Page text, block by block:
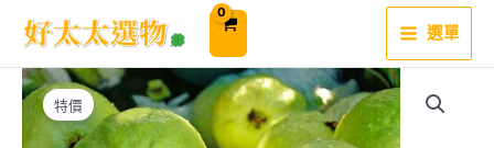
內
選單
特價